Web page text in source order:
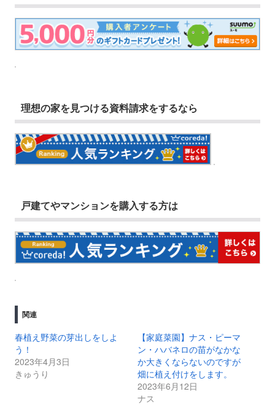
理想の家を見つける資料請求をするなら
戸建てやマンションを購入する方は
関連
春植え野菜の芽出しをしよ
う！
2023年4月3日
きゅうり
【家庭菜園】ナス・ピーマ
ン・ハバネロの苗がなかな
か大きくならないのですが
畑に植え付けをします。
2023年6月12日
ナス